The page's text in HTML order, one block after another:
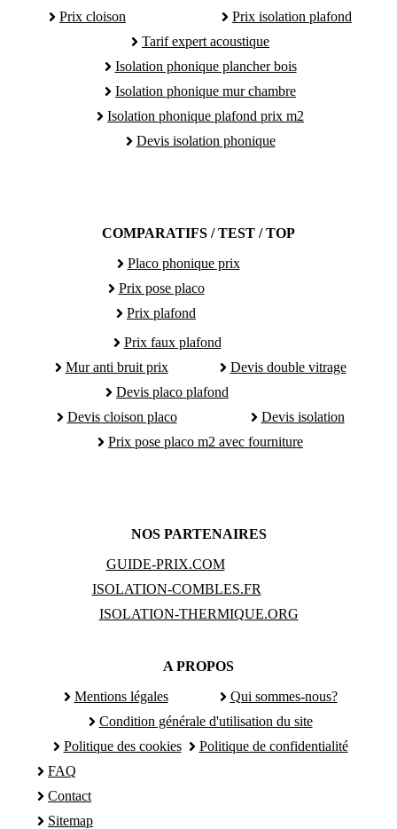
Prix cloison
Prix isolation plafond
Tarif expert acoustique
Isolation phonique plancher bois
Isolation phonique mur chambre
Isolation phonique plafond prix m2
Devis isolation phonique
COMPARATIFS / TEST / TOP
Placo phonique prix
Prix pose placo
Prix plafond
Prix faux plafond
Mur anti bruit prix
Devis double vitrage
Devis placo plafond
Devis cloison placo
Devis isolation
Prix pose placo m2 avec fourniture
NOS PARTENAIRES
GUIDE-PRIX.COM
ISOLATION-COMBLES.FR
ISOLATION-THERMIQUE.ORG
A PROPOS
Mentions légales
Qui sommes-nous?
Condition générale d'utilisation du site
Politique des cookies
Politique de confidentialité
FAQ
Contact
Sitemap